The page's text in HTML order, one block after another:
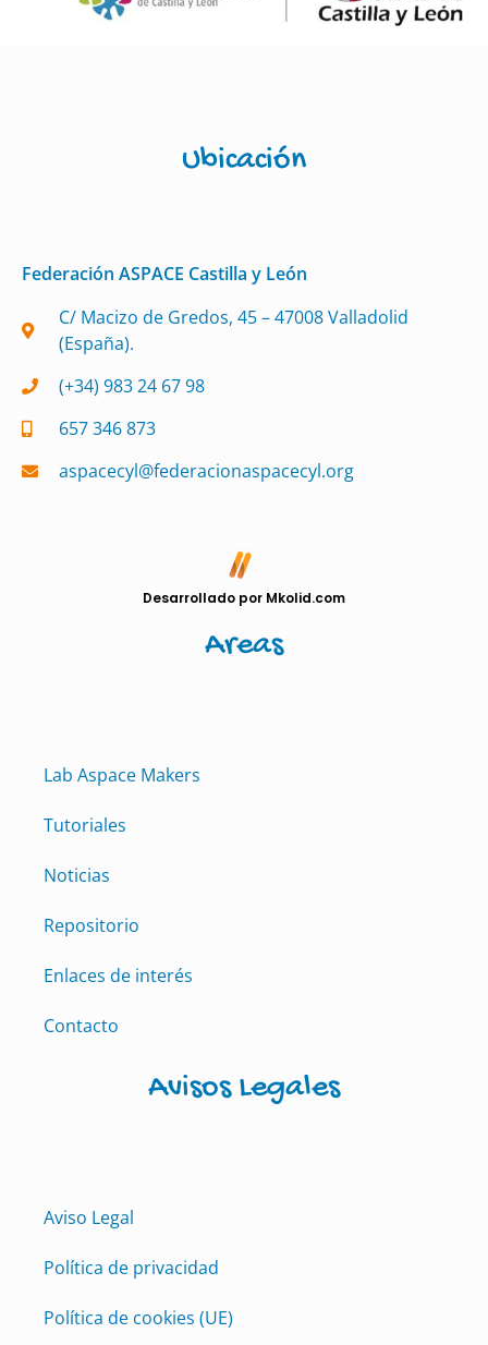
Ubicación
Federación ASPACE Castilla y León
C/ Macizo de Gredos, 45 – 47008 Valladolid
(España).
(+34) 983 24 67 98
657 346 873
aspacecyl@federacionaspacecyl.org
Desarrollado por Mkolid.com
Areas
Lab Aspace Makers
Tutoriales
Noticias
Repositorio
Enlaces de interés
Contacto
Avisos Legales
Aviso Legal
Política de privacidad
Política de cookies (UE)